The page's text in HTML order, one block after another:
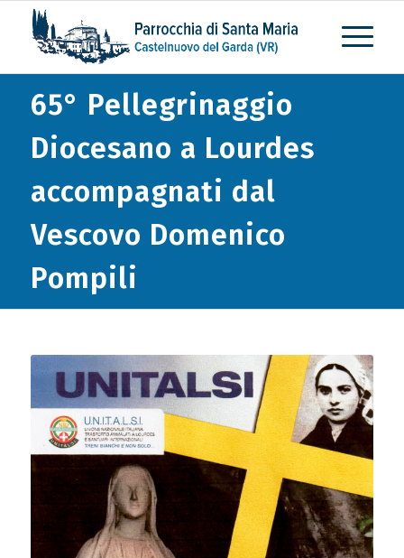
65° Pellegrinaggio
Diocesano a Lourdes
accompagnati dal
Vescovo Domenico
Pompili